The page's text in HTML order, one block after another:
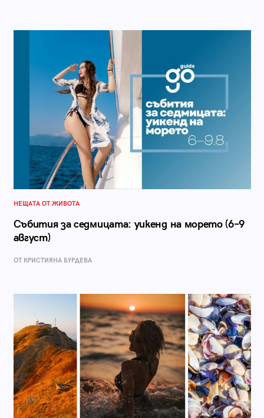
НЕЩАТА ОТ ЖИВОТА
Събития за седмицата: уикенд на морето (6–9
август)
ОТ КРИСТИЯНА БУРДЕВА